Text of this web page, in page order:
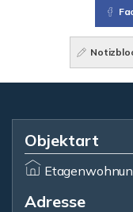
Objektart
Adresse